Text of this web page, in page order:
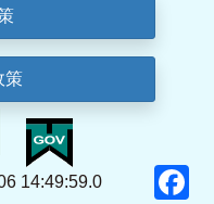
策
14:49:59.0